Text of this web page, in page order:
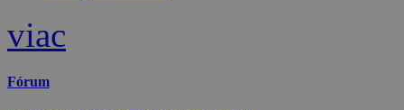
viac
Fórum